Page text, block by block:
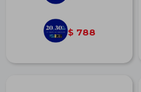
$ 788